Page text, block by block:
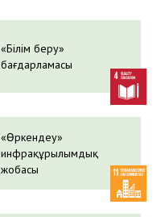
«Білім беру»
бағдарламасы
«Өркендеу»
инфрақұрылымдық
жобасы